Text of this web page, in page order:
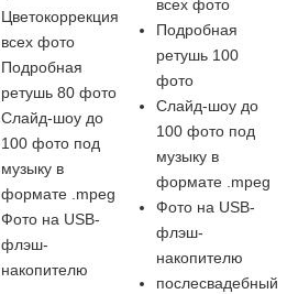
Цветокоррекция
всех фото
Подробная
ретушь 80 фото
Слайд-шоу до
100 фото под
музыку в
формате .mpeg
Фото на USB-
флэш-
накопителю
всех фото
Подробная
ретушь 100
фото
Слайд-шоу до
100 фото под
музыку в
формате .mpeg
Фото на USB-
флэш-
накопителю
послесвадебный